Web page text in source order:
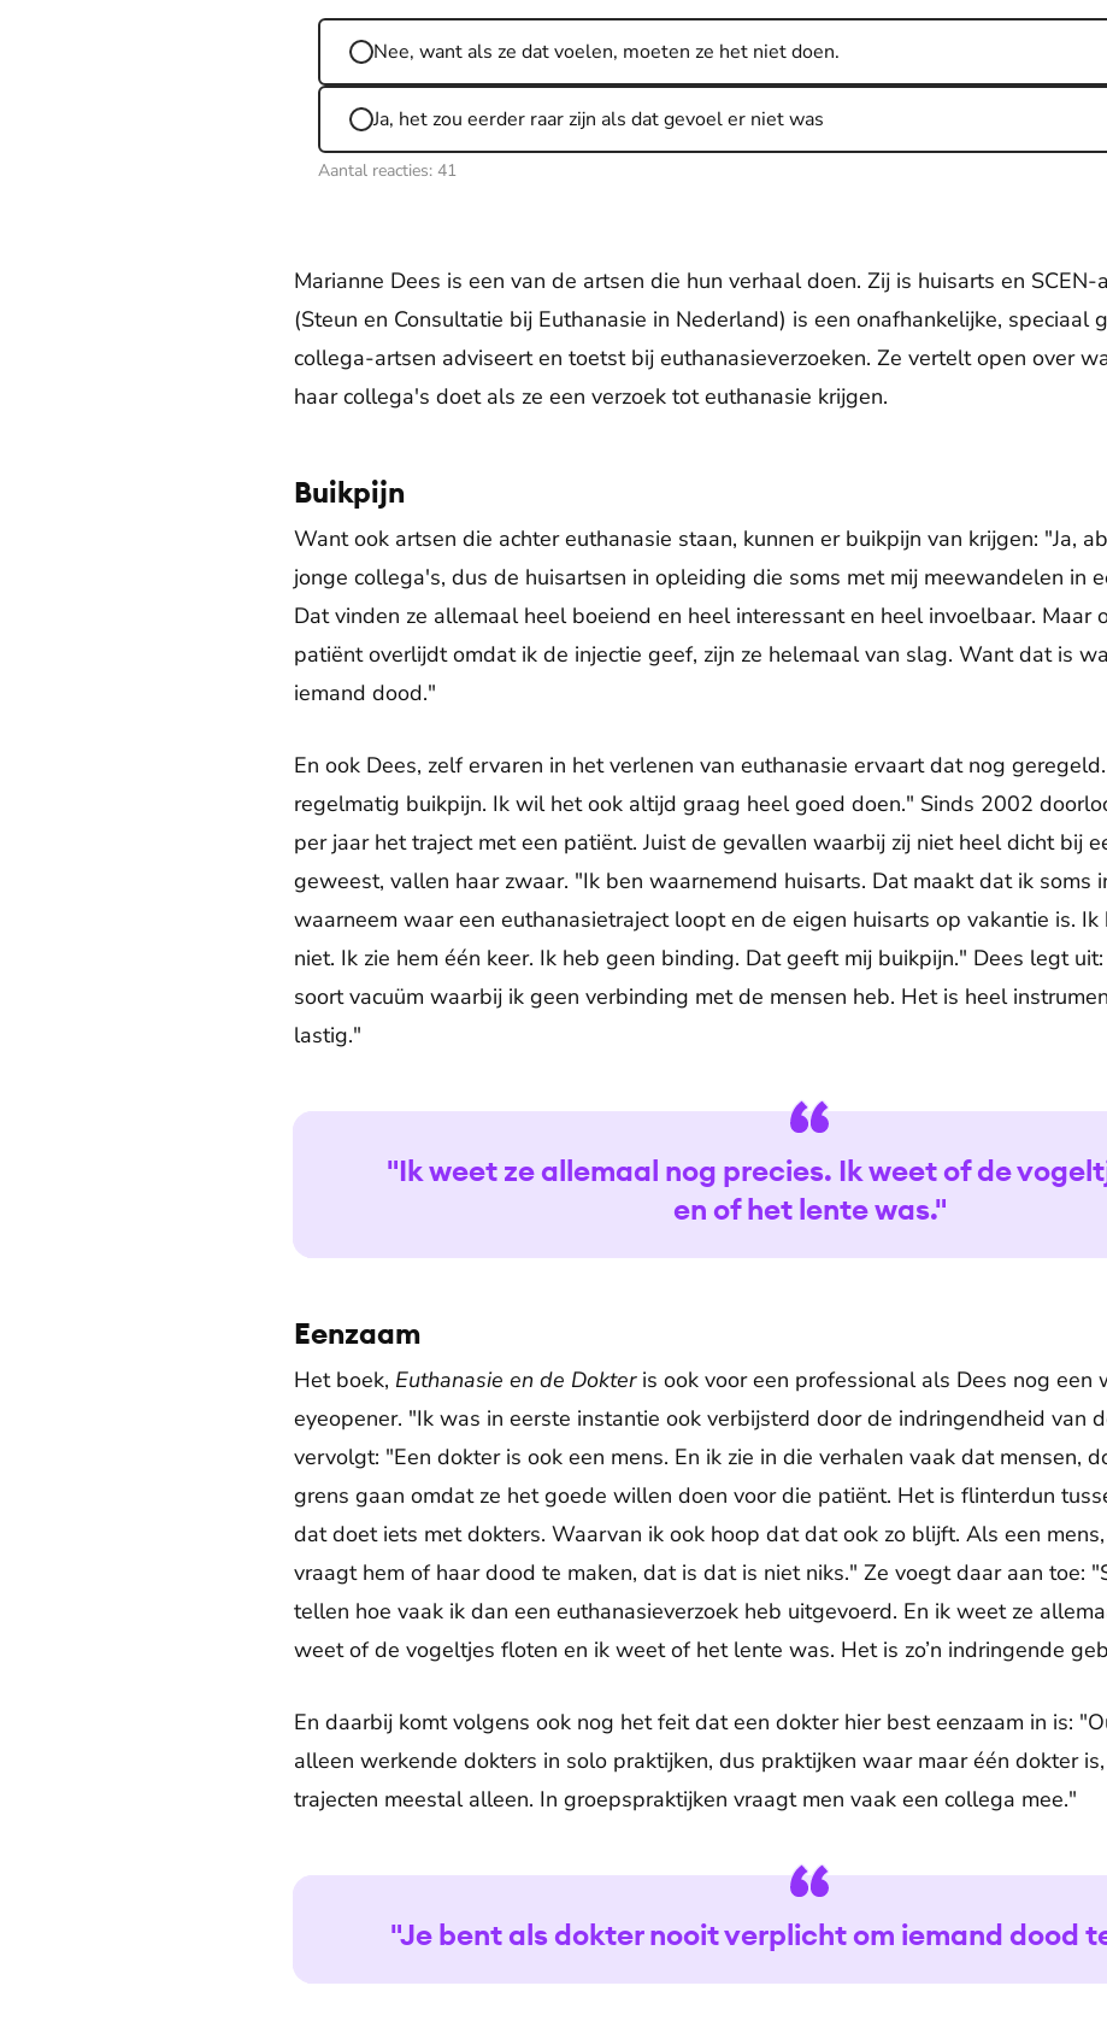
Nee, want als ze dat voelen, moeten ze het niet doen.
Ja, het zou eerder raar zijn als dat gevoel er niet was
Aantal reacties: 41
Marianne Dees is een van de artsen die hun verhaal doen. Zij is huisarts en SCEN-
(Steun en Consultatie bij Euthanasie in Nederland) is een onafhankelijke, speciaal
collega-artsen adviseert en toetst bij euthanasieverzoeken. Ze vertelt open over
haar collega's doet als ze een verzoek tot euthanasie krijgen.
Buikpijn
Want ook artsen die achter euthanasie staan, kunnen er buikpijn van krijgen: "Ja,
jonge collega's, dus de huisartsen in opleiding die soms met mij meewandelen in
Dat vinden ze allemaal heel boeiend en heel interessant en heel invoelbaar. Maar
patiënt overlijdt omdat ik de injectie geef, zijn ze helemaal van slag. Want dat is
iemand dood."
En ook Dees, zelf ervaren in het verlenen van euthanasie ervaart dat nog
regelmatig buikpijn. Ik wil het ook altijd graag heel goed doen." Sinds 2002
per jaar het traject met een patiënt. Juist de gevallen waarbij zij niet heel dicht bij
geweest, vallen haar zwaar. "Ik ben waarnemend huisarts. Dat maakt dat ik soms
waarneem waar een euthanasietraject loopt en de eigen huisarts op vakantie is. Ik
niet. Ik zie hem één keer. Ik heb geen binding. Dat geeft mij buikpijn." Dees legt
soort vacuüm waarbij ik geen verbinding met de mensen heb. Het is heel
lastig."
"Ik weet ze allemaal nog precies. Ik weet of de
en of het lente was."
Eenzaam
Het boek, Euthanasie en de Dokteris ook voor een professional als Dees nog een
eyeopener. "Ik was in eerste instantie ook verbijsterd door de indringendheid van
vervolgt: "Een dokter is ook een mens. En ik zie in die verhalen vaak dat mensen,
grens gaan omdat ze het goede willen doen voor die patiënt. Het is flinterdun
dat doet iets met dokters. Waarvan ik ook hoop dat dat ook zo blijft. Als een
vraagt hem of haar dood te maken, dat is dat is niet niks." Ze voegt daar aan toe:
tellen hoe vaak ik dan een euthanasieverzoek heb uitgevoerd. En ik weet ze
weet of de vogeltjes floten en ik weet of het lente was. Het is zo’n indringende
En daarbij komt volgens ook nog het feit dat een dokter hier best eenzaam in is:
alleen werkende dokters in solo praktijken, dus praktijken waar maar één dokter
trajecten meestal alleen. In groepspraktijken vraagt men vaak een collega mee."
"Je bent als dokter nooit verplicht om iemand dood